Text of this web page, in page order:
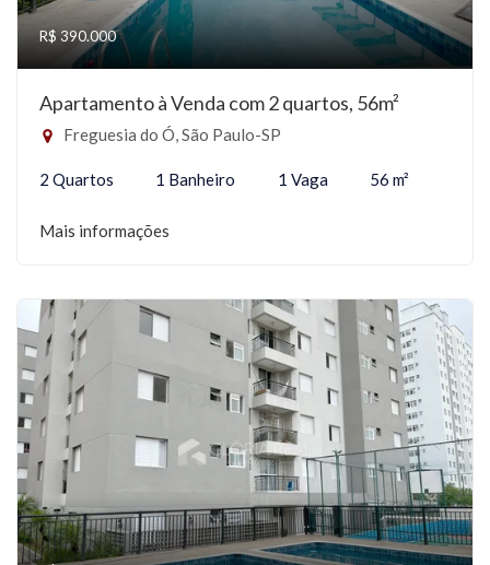
R$ 390.000
Apartamento à Venda com 2 quartos, 56m²
Freguesia do Ó, São Paulo-SP
2 Quartos 1 Banheiro 1 Vaga 56 m²
Mais informações